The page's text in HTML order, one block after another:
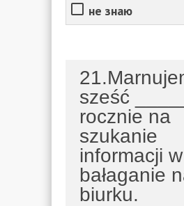
не знаю
sześć
rocznie na
szukanie
informacji w
bałaganie
biurku.